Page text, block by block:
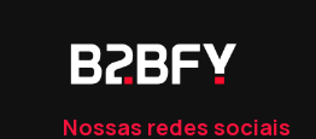
Nossas redes sociais